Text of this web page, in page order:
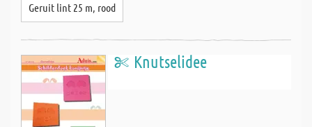
Geruit lint 25 m, rood
Knutselidee